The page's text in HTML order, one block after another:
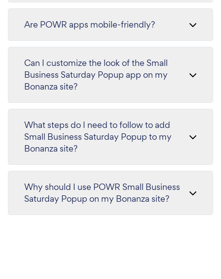
Are POWR apps mobile-friendly?
Can I customize the look of the Small
Business Saturday Popup app on my
Bonanza site?
What steps do I need to follow to add
Small Business Saturday Popup to my
Bonanza site?
Why should I use POWR Small Business
Saturday Popup on my Bonanza site?